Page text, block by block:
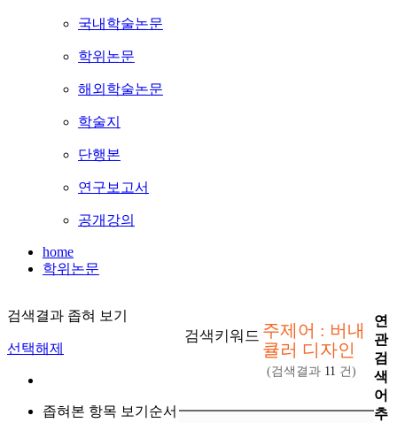
국내학술논문
학위논문
해외학술논문
학술지
단행본
연구보고서
공개강의
home
학위논문
검색결과 좁혀 보기
선택해제
좁혀본 항목 보기순서
검색키워드 주제어 : 버내
큘러 디자인
(검색결과 11 건)
연
관
검
색
어
추